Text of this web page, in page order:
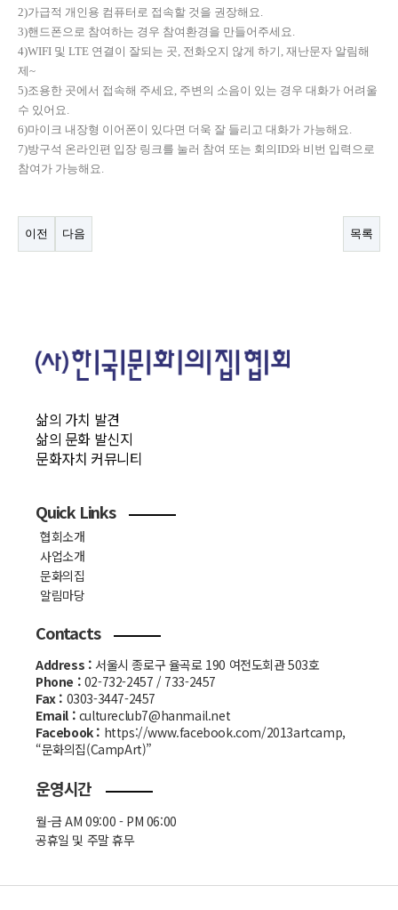
2)가급적 개인용 컴퓨터로 접속할 것을 권장해요.
3)핸드폰으로 참여하는 경우 참여환경을 만들어주세요.
4)WIFI 및 LTE 연결이 잘되는 곳, 전화오지 않게 하기, 재난문자 알림해
제~
5)조용한 곳에서 접속해 주세요, 주변의 소음이 있는 경우 대화가 어려울
수 있어요.
6)마이크 내장형 이어폰이 있다면 더욱 잘 들리고 대화가 가능해요.
7)방구석 온라인편 입장 링크를 눌러 참여 또는 회의ID와 비번 입력으로
참여가 가능해요.
이전 다음 목록
삶의 가치 발견
삶의 문화 발신지
문화자치 커뮤니티
Quick Links
협회소개
사업소개
문화의집
알림마당
Contacts
Address : 서울시 종로구 율곡로 190 여전도회관 503호
Phone : 02-732-2457 / 733-2457
Fax : 0303-3447-2457
Email : cultureclub7@hanmail.net
Facebook : https://www.facebook.com/2013artcamp,
“문화의집(CampArt)”
운영시간
월-금 AM 09:00 - PM 06:00
공휴일 및 주말 휴무